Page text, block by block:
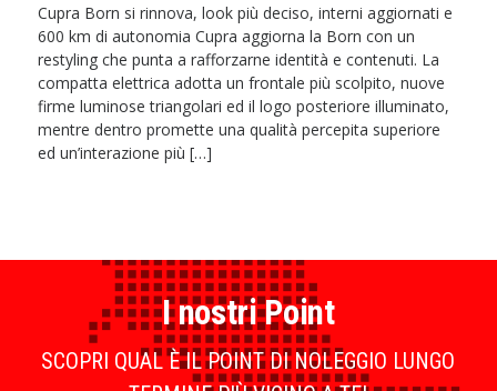
Cupra Born si rinnova, look più deciso, interni aggiornati e
600 km di autonomia Cupra aggiorna la Born con un
restyling che punta a rafforzarne identità e contenuti. La
compatta elettrica adotta un frontale più scolpito, nuove
firme luminose triangolari ed il logo posteriore illuminato,
mentre dentro promette una qualità percepita superiore
ed un’interazione più […]
I nostri Point
SCOPRI QUAL È IL POINT DI NOLEGGIO LUNGO